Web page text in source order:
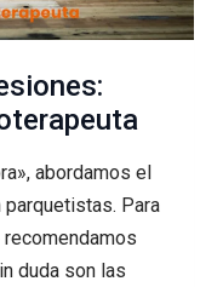
abordamos el
Para
duda son las